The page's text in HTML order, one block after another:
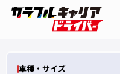
車種・サイズ